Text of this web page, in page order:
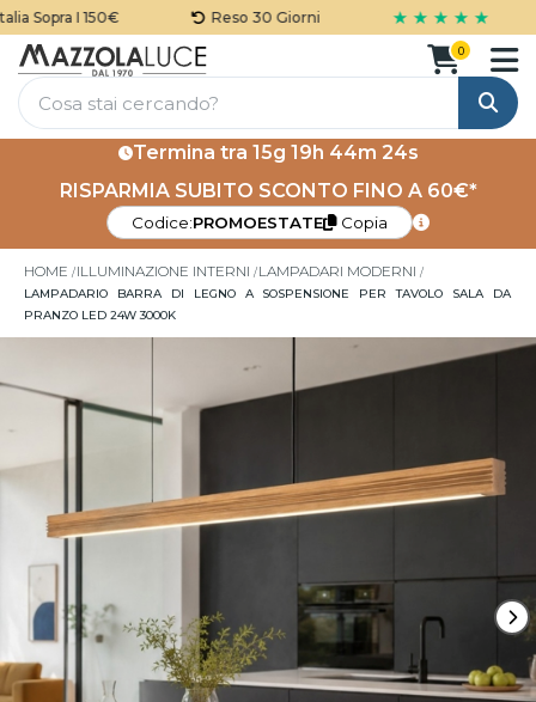
Sopra I 150€ Reso 30 Giorni ★ ★ ★ ★ ★
Cerca
0
Termina tra 15g 19h 44m 24s
RISPARMIA SUBITO SCONTO FINO A 60€*
Codice:PROMOESTATE Copia
HOME ILLUMINAZIONE INTERNI LAMPADARI MODERNI
LAMPADARIO BARRA DI LEGNO A SOSPENSIONE PER TAVOLO SALA DA
PRANZO LED 24W 3000K